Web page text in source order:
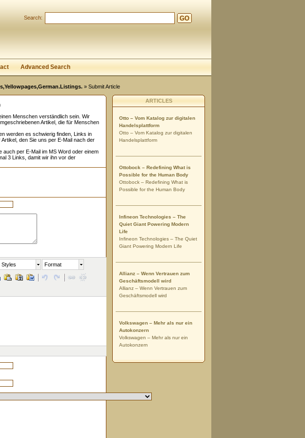
Search: GO
Advanced Search
» Submit Article
Menschen verständlich sein. Wir
Artikel, die für Menschen
werden es schwierig finden, Links in
den Sie uns per E-Mail nach der
auch per E-Mail im MS Word oder einem
3 Links, damit wir ihn vor der
Styles Format
ARTICLES
Otto – Vom Katalog zur digitalen
Handelsplattform
Otto – Vom Katalog zur digitalen
Handelsplattform
Ottobock – Redefining What is
Possible for the Human Body
Ottobock – Redefining What is
Possible for the Human Body
Infineon Technologies – The
Quiet Giant Powering Modern
Life
Infineon Technologies – The Quiet
Giant Powering Modern Life
Allianz – Wenn Vertrauen zum
Geschäftsmodell wird
Allianz – Wenn Vertrauen zum
Geschäftsmodell wird
Volkswagen – Mehr als nur ein
Autokonzern
Volkswagen – Mehr als nur ein
Autokonzern